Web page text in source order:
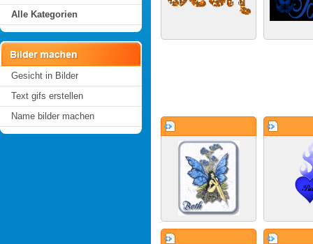
Alle Kategorien
Gesicht in Bilder
Text gifs erstellen
Name bilder machen